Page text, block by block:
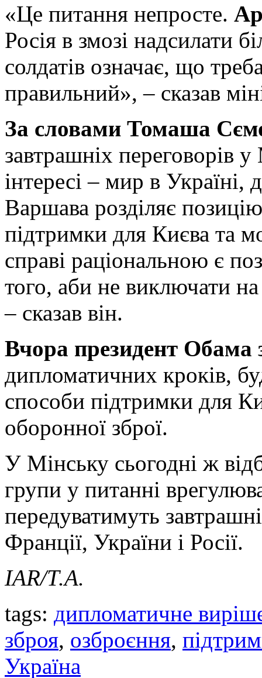
«Це питання непросте.
Росія в змозі надсилати
солдатів означає, що
правильний», – сказав
За словами Томаша
завтрашніх переговорів
інтересі – мир в Україні,
Варшава розділяє
підтримки для Києва та
справі раціональною є
того, аби не виключати на
– сказав він.
Вчора президент Обама
дипломатичних кроків,
способи підтримки для
оборонної зброї.
У Мінську сьогодні ж
групи у питанні
передуватимуть
Франції, України і Росії.
IAR/Т.А.
tags: дипломатичне
зброя, озброєння,
Україна